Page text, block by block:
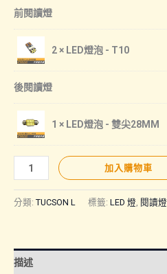
前閱讀燈
2 × LED燈泡 - T10
後閱讀燈
1 × LED燈泡 - 雙尖28MM
【TUCSON
L
｜
燈
加入購物車
分類: TUCSON L 標籤: LED 燈, 閱讀燈
描述